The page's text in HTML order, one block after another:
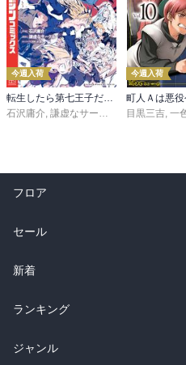
今週入荷
転生したら第七王子だったので、気ままに魔術を極めます（２４）
石沢庸介, 謙虚なサークル メル。
今週入荷
目黒三吉, 一
フロア
総合
ラノベ
雑誌・グラビア
BL・TL
セール
総合
ラノベ
雑誌・グラビア
新着
総合
ラノベ
ランキング
総合
ジャンル